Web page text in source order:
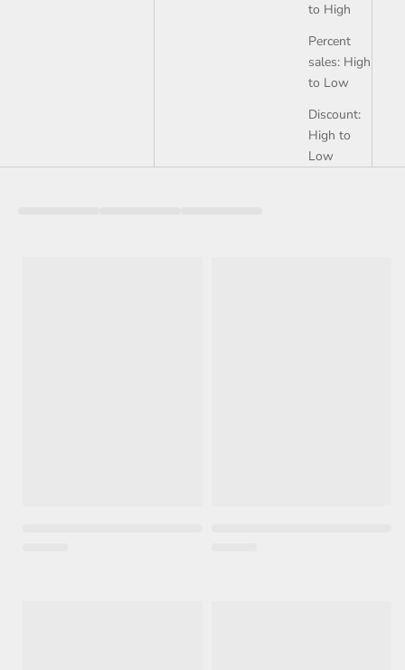
to High
Percent
sales: High
to Low
Discount:
High to
Low